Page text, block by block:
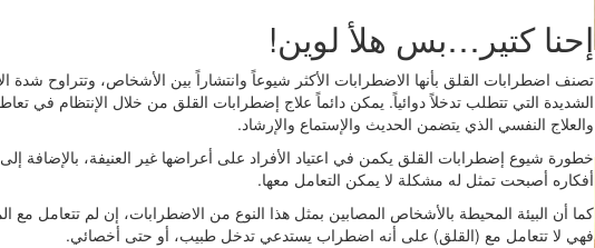
إحنا كتير…بس هلأ لوين!
تصنف اضطرابات القلق بأنها الاضطرابات الأكثر شيوعاً وانتشاراً بين الأشخاص، وتتراوح شدة
الشديدة التي تتطلب تدخلاً دوائياً. يمكن دائماً علاج إضطرابات القلق من خلال الإنتظام في
والعلاج النفسي الذي يتضمن الحديث والإستماع والإرشاد.
خطورة شيوع إضطرابات القلق يكمن في اعتياد الأفراد على أعراضها غير العنيفة، بالإضافة
أفكاره أصبحت تمثل له مشكلة لا يمكن التعامل معها.
كما أن البيئة المحيطة بالأشخاص المصابين بمثل هذا النوع من الاضطرابات، إن لم تتعامل
فهي لا تتعامل مع (القلق) على أنه اضطراب يستدعي تدخل طبيب، أو حتى أخصائي.